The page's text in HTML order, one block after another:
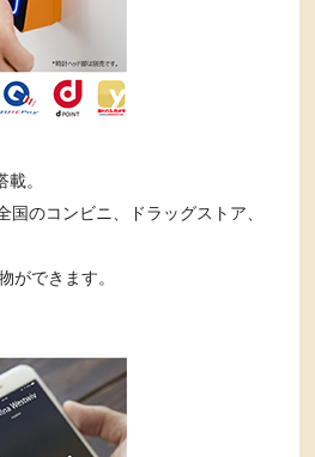
。
のコンビニ、ドラッグストア、
ができます。